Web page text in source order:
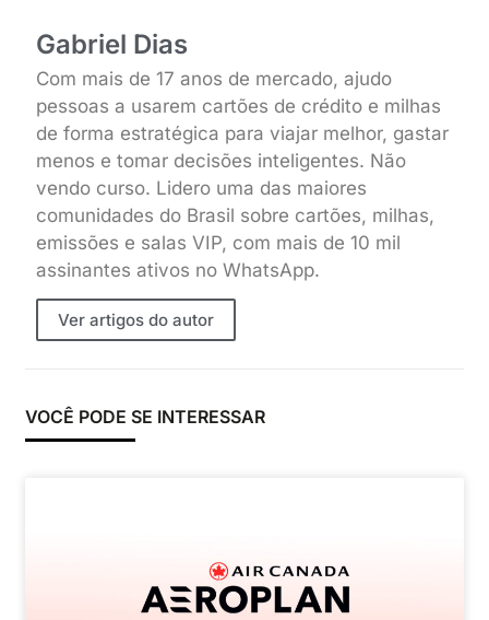
Gabriel Dias
Com mais de 17 anos de mercado, ajudo
pessoas a usarem cartões de crédito e milhas
de forma estratégica para viajar melhor, gastar
menos e tomar decisões inteligentes. Não
vendo curso. Lidero uma das maiores
comunidades do Brasil sobre cartões, milhas,
emissões e salas VIP, com mais de 10 mil
assinantes ativos no WhatsApp.
Ver artigos do autor
VOCÊ PODE SE INTERESSAR